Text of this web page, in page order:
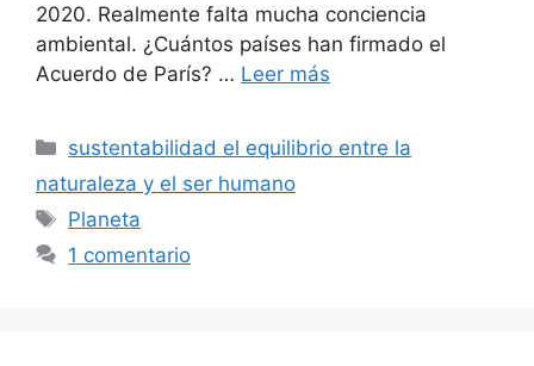
2020. Realmente falta mucha conciencia
ambiental. ¿Cuántos países han firmado el
Acuerdo de París? … Leer más
Categorías
sustentabilidad el equilibrio entre la
naturaleza y el ser humano
Etiquetas
Planeta
1 comentario